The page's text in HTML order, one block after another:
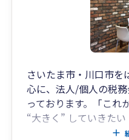
さいたま市・川口市を
心に、法人/個人の税
っております。「これ
“大きく” していきた
ちの方、新規開業・創